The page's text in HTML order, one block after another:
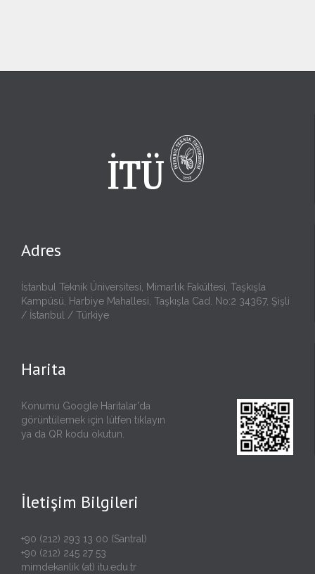
Adres
İstanbul Teknik Üniversitesi, Mimarlık Fakültesi, Taşkışla
Kampüsü, Harbiye Mahallesi, Taşkışla Cad. No:2 34367, Şişli
/ İstanbul / Türkiye
Harita
Konumu Google Haritalar'da
görüntülemek için lütfen tıklayın
ya da QR kodu okutun.
İletişim Bilgileri
+90 (212) 293 13 00 (Santral)
+90 (212) 245 27 53
mimdekanlik (at) itu.edu.tr